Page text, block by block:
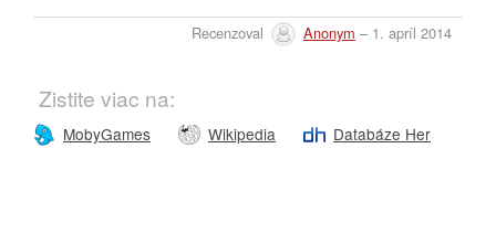
Recenzoval Anonym – 1. apríl 2014
Zistite viac na:
MobyGames Wikipedia Databáze Her